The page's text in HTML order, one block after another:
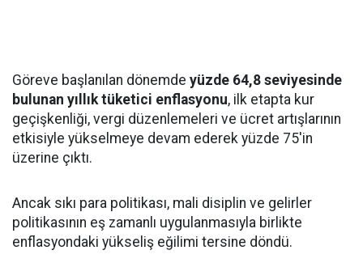
Göreve başlanılan dönemde yüzde 64,8 seviyesinde
bulunan yıllık tüketici enflasyonu, ilk etapta kur
geçişkenliği, vergi düzenlemeleri ve ücret artışlarının
etkisiyle yükselmeye devam ederek yüzde 75'in
üzerine çıktı.
Ancak sıkı para politikası, mali disiplin ve gelirler
politikasının eş zamanlı uygulanmasıyla birlikte
enflasyondaki yükseliş eğilimi tersine döndü.